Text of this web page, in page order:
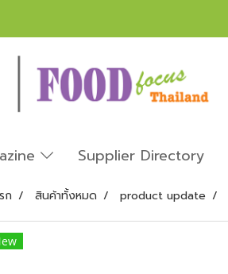
Supplier Directory
ก สินค้าทั้งหมด product update